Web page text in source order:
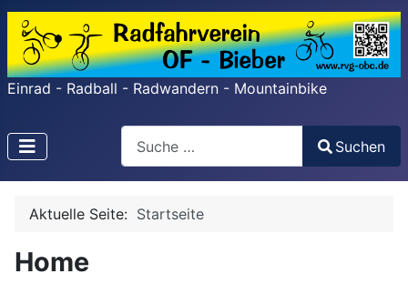
Einrad - Radball - Radwandern - Mountainbike
Search
Type 2 or more characters for results.
Suchen
Aktuelle Seite: Startseite
Home